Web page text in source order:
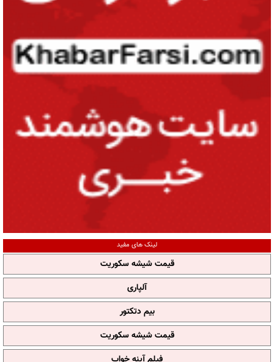
لینک های مفید
قیمت شیشه سکوریت
آلپاری
بیم دتکتور
قیمت شیشه سکوریت